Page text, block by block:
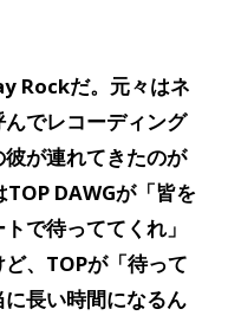
Rockだ。元々はネ
でレコーディング
が連れてきたのが
DAWGが「皆を
で待っててくれ」
、TOPが「待って
長い時間になるん